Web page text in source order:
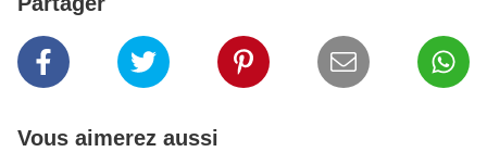
Vous aimerez aussi